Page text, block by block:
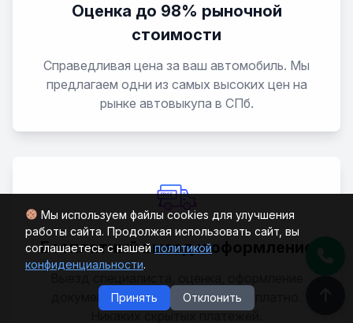
Мы используем файлы cookies для улучшения
работы сайта. Продолжая использовать сайт, вы
соглашаетесь с нашейполитикой
конфиденциальности.
Принять Отклонить
LM
LS 430
Ls 460
Оценка до 98% рыночной
стоимости
Справедливая цена за ваш автомобиль. Мы
предлагаем одни из самых высоких цен на
рынке автовыкупа в СПб.
Бесплатный выезд и оформление
документов - все абсолютно бесплатно.
Никаких скрытых платежей.